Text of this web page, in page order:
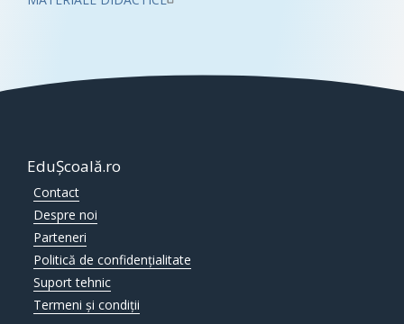
EduȘcoală.ro
Contact
Despre noi
Parteneri
Politică de confidențialitate
Suport tehnic
Termeni și condiții